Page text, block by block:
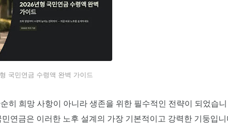
국민연금 수령액 완벽 가이드
히 희망 사항이 아니라 생존을 위한 필수적인 전략이 되었습니
연금은 이러한 노후 설계의 가장 기본적이고 강력한 기둥입니